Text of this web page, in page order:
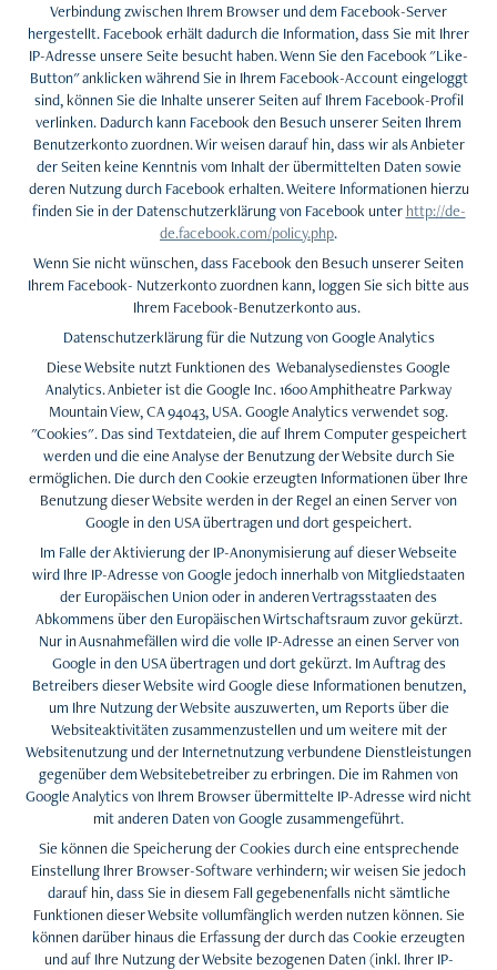
Verbindung zwischen Ihrem Browser und dem Facebook-Server
hergestellt. Facebook erhält dadurch die Information, dass Sie mit Ihrer
IP-Adresse unsere Seite besucht haben. Wenn Sie den Facebook "Like-
Button" anklicken während Sie in Ihrem Facebook-Account eingeloggt
sind, können Sie die Inhalte unserer Seiten auf Ihrem Facebook-Profil
verlinken. Dadurch kann Facebook den Besuch unserer Seiten Ihrem
Benutzerkonto zuordnen. Wir weisen darauf hin, dass wir als Anbieter
der Seiten keine Kenntnis vom Inhalt der übermittelten Daten sowie
deren Nutzung durch Facebook erhalten. Weitere Informationen hierzu
finden Sie in der Datenschutzerklärung von Facebook unter http://de-
de.facebook.com/policy.php.
Wenn Sie nicht wünschen, dass Facebook den Besuch unserer Seiten
Ihrem Facebook- Nutzerkonto zuordnen kann, loggen Sie sich bitte aus
Ihrem Facebook-Benutzerkonto aus.
Datenschutzerklärung für die Nutzung von Google Analytics
Diese Website nutzt Funktionen des Webanalysedienstes Google
Analytics. Anbieter ist die Google Inc. 1600 Amphitheatre Parkway
Mountain View, CA 94043, USA. Google Analytics verwendet sog.
"Cookies". Das sind Textdateien, die auf Ihrem Computer gespeichert
werden und die eine Analyse der Benutzung der Website durch Sie
ermöglichen. Die durch den Cookie erzeugten Informationen über Ihre
Benutzung dieser Website werden in der Regel an einen Server von
Google in den USA übertragen und dort gespeichert.
Im Falle der Aktivierung der IP-Anonymisierung auf dieser Webseite
wird Ihre IP-Adresse von Google jedoch innerhalb von Mitgliedstaaten
der Europäischen Union oder in anderen Vertragsstaaten des
Abkommens über den Europäischen Wirtschaftsraum zuvor gekürzt.
Nur in Ausnahmefällen wird die volle IP-Adresse an einen Server von
Google in den USA übertragen und dort gekürzt. Im Auftrag des
Betreibers dieser Website wird Google diese Informationen benutzen,
um Ihre Nutzung der Website auszuwerten, um Reports über die
Websiteaktivitäten zusammenzustellen und um weitere mit der
Websitenutzung und der Internetnutzung verbundene Dienstleistungen
gegenüber dem Websitebetreiber zu erbringen. Die im Rahmen von
Google Analytics von Ihrem Browser übermittelte IP-Adresse wird nicht
mit anderen Daten von Google zusammengeführt.
Sie können die Speicherung der Cookies durch eine entsprechende
Einstellung Ihrer Browser-Software verhindern; wir weisen Sie jedoch
darauf hin, dass Sie in diesem Fall gegebenenfalls nicht sämtliche
Funktionen dieser Website vollumfänglich werden nutzen können. Sie
können darüber hinaus die Erfassung der durch das Cookie erzeugten
und auf Ihre Nutzung der Website bezogenen Daten (inkl. Ihrer IP-